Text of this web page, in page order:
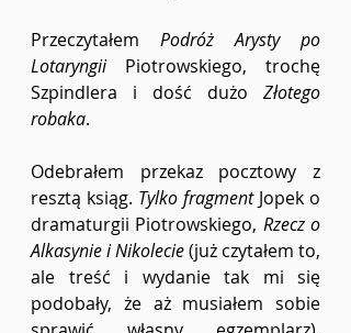
Przeczytałem Podróż Arysty po
Lotaryngii Piotrowskiego, trochę
Szpindlera i dość dużo Złotego
robaka.
Odebrałem przekaz pocztowy z
resztą ksiąg. Tylko fragment Jopek o
dramaturgii Piotrowskiego, Rzecz o
Alkasynie i Nikolecie (już czytałem to,
ale treść i wydanie tak mi się
podobały, że aż musiałem sobie